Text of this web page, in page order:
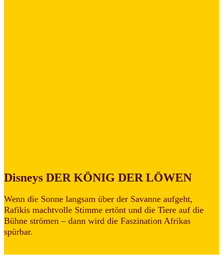
Disneys DER KÖNIG DER LÖWEN
Wenn die Sonne langsam über der Savanne aufgeht,
Rafikis machtvolle Stimme ertönt und die Tiere auf die
Bühne strömen – dann wird die Faszination Afrikas
spürbar.